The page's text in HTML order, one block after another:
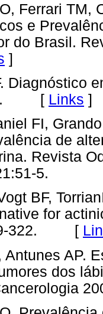
Ferrari TM,
e
do Brasil.
]
Diagnóstico
[ Links ]
FI,
de
Revista
5.
BF,
for
322. [
Antunes AP.
dos